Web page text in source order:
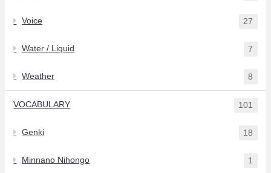
Voice 27
Water / Liquid 7
Weather 8
VOCABULARY 101
Genki 18
Minnano Nihongo 1